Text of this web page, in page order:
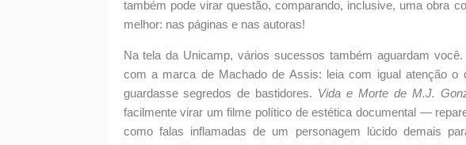
também pode virar questão, comparando, inclusive, uma obra
melhor: nas páginas e nas autoras!
Na tela da Unicamp, vários sucessos também aguardam você.
com a marca de Machado de Assis: leia com igual atenção
guardasse segredos de bastidores. Vida e Morte de M.J.
facilmente virar um filme político de estética documental —
como falas inflamadas de um personagem lúcido demais